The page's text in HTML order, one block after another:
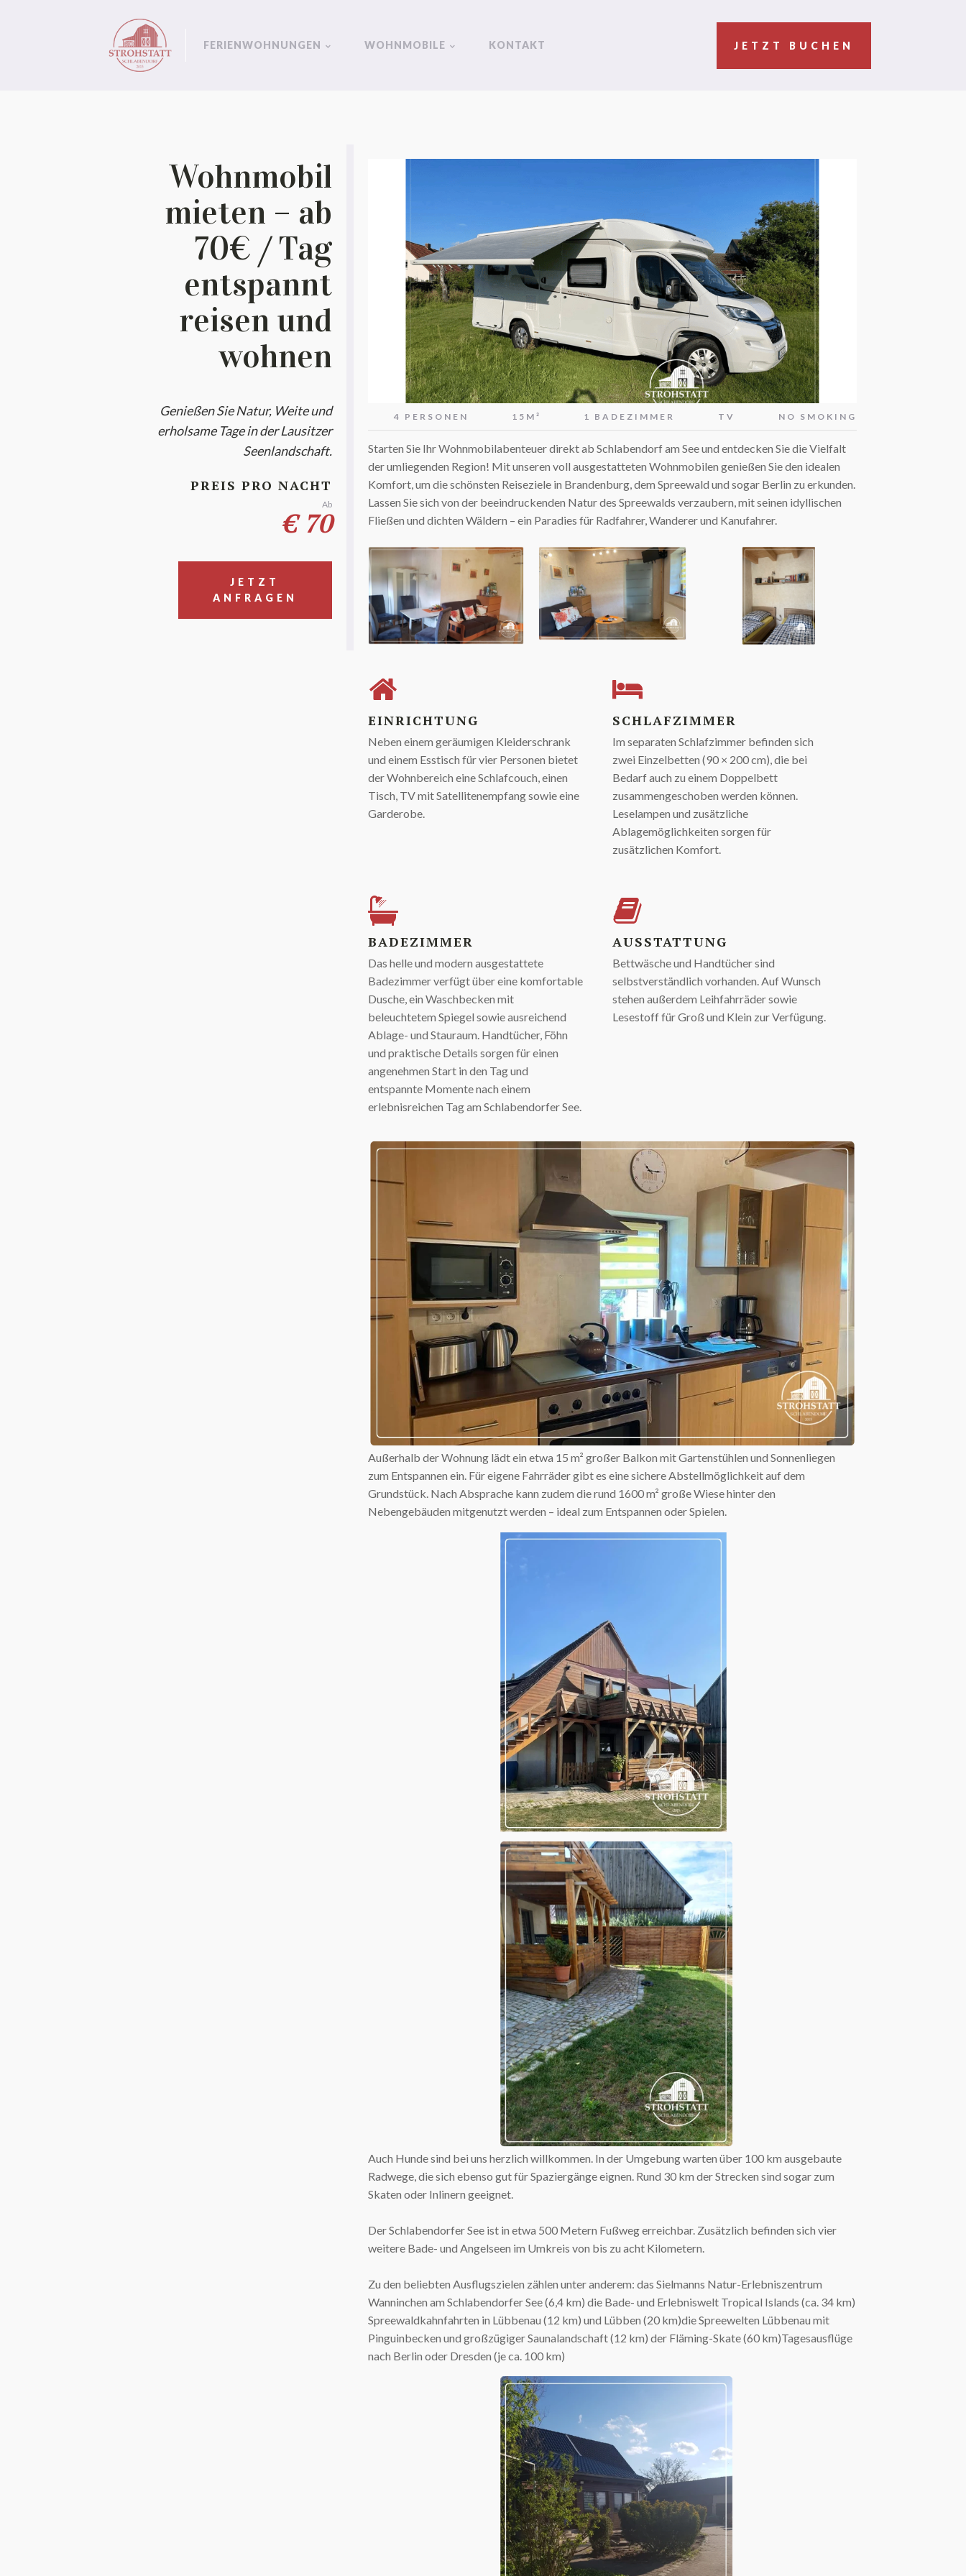
FERIENWOHNUNGEN WOHNMOBILE KONTAKT JETZT BUCHEN
Wohnmobil
mieten – ab
70€ / Tag
entspannt
reisen und
wohnen
Genießen Sie Natur, Weite und
erholsame Tage in der Lausitzer
Seenlandschaft.
PREIS PRO NACHT
Ab
€ 70
JETZT
ANFRAGEN
4 PERSONEN 15M² 1 BADEZIMMER TV NO SMOKING
Starten Sie Ihr Wohnmobilabenteuer direkt ab Schlabendorf am See und entdecken Sie die Vielfalt
der umliegenden Region! Mit unseren voll ausgestatteten Wohnmobilen genießen Sie den idealen
Komfort, um die schönsten Reiseziele in Brandenburg, dem Spreewald und sogar Berlin zu erkunden.
Lassen Sie sich von der beeindruckenden Natur des Spreewalds verzaubern, mit seinen idyllischen
Fließen und dichten Wäldern – ein Paradies für Radfahrer, Wanderer und Kanufahrer.
EINRICHTUNG
Neben einem geräumigen Kleiderschrank
und einem Esstisch für vier Personen bietet
der Wohnbereich eine Schlafcouch, einen
Tisch, TV mit Satellitenempfang sowie eine
Garderobe.
SCHLAFZIMMER
Im separaten Schlafzimmer befinden sich
zwei Einzelbetten (90 × 200 cm), die bei
Bedarf auch zu einem Doppelbett
zusammengeschoben werden können.
Leselampen und zusätzliche
Ablagemöglichkeiten sorgen für
zusätzlichen Komfort.
BADEZIMMER
Das helle und modern ausgestattete
Badezimmer verfügt über eine komfortable
Dusche, ein Waschbecken mit
beleuchtetem Spiegel sowie ausreichend
Ablage- und Stauraum. Handtücher, Föhn
und praktische Details sorgen für einen
angenehmen Start in den Tag und
entspannte Momente nach einem
erlebnisreichen Tag am Schlabendorfer See.
AUSSTATTUNG
Bettwäsche und Handtücher sind
selbstverständlich vorhanden. Auf Wunsch
stehen außerdem Leihfahrräder sowie
Lesestoff für Groß und Klein zur Verfügung.
Außerhalb der Wohnung lädt ein etwa 15 m² großer Balkon mit Gartenstühlen und Sonnenliegen
zum Entspannen ein. Für eigene Fahrräder gibt es eine sichere Abstellmöglichkeit auf dem
Grundstück. Nach Absprache kann zudem die rund 1600 m² große Wiese hinter den
Nebengebäuden mitgenutzt werden – ideal zum Entspannen oder Spielen.
Auch Hunde sind bei uns herzlich willkommen. In der Umgebung warten über 100 km ausgebaute
Radwege, die sich ebenso gut für Spaziergänge eignen. Rund 30 km der Strecken sind sogar zum
Skaten oder Inlinern geeignet.
Der Schlabendorfer See ist in etwa 500 Metern Fußweg erreichbar. Zusätzlich befinden sich vier
weitere Bade- und Angelseen im Umkreis von bis zu acht Kilometern.
Zu den beliebten Ausflugszielen zählen unter anderem: das Sielmanns Natur-Erlebniszentrum
Wanninchen am Schlabendorfer See (6,4 km) die Bade- und Erlebniswelt Tropical Islands (ca. 34 km)
Spreewaldkahnfahrten in Lübbenau (12 km) und Lübben (20 km)die Spreewelten Lübbenau mit
Pinguinbecken und großzügiger Saunalandschaft (12 km) der Fläming-Skate (60 km)Tagesausflüge
nach Berlin oder Dresden (je ca. 100 km)